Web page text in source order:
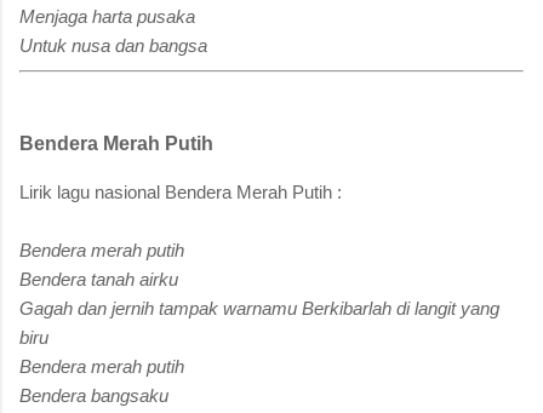
Menjaga harta pusaka
Untuk nusa dan bangsa
Bendera Merah Putih
Lirik lagu nasional Bendera Merah Putih :
Bendera merah putih
Bendera tanah airku
Gagah dan jernih tampak warnamu Berkibarlah di langit yang
biru
Bendera merah putih
Bendera bangsaku